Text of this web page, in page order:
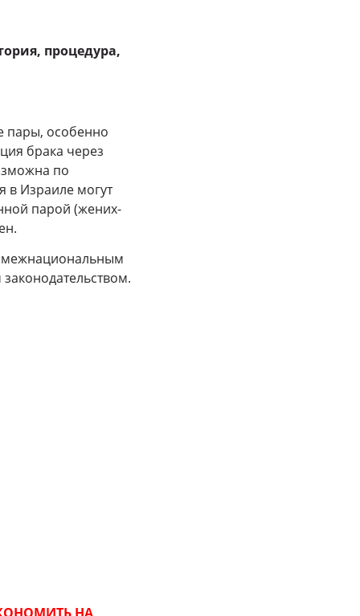
процедура,
пары, особенно
брака через
по
Израиле могут
парой (жених-
межнациональным
НА